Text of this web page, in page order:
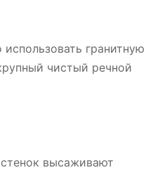
гранитную
чистый речной
высаживают